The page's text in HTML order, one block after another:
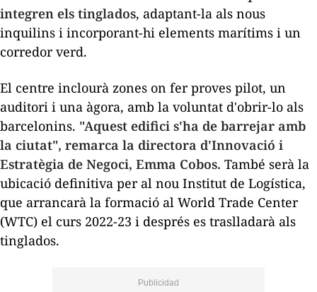
integren els tinglados, adaptant-la als nous
inquilins i incorporant-hi elements marítims i un
corredor verd.
El centre inclourà zones on fer proves pilot, un
auditori i una àgora, amb la voluntat d'obrir-lo als
barcelonins. "Aquest edifici s'ha de barrejar amb
la ciutat", remarca la directora d'Innovació i
Estratègia de Negoci, Emma Cobos. També serà la
ubicació definitiva per al nou Institut de Logística,
que arrancarà la formació al World Trade Center
(WTC) el curs 2022-23 i després es traslladarà als
tinglados.